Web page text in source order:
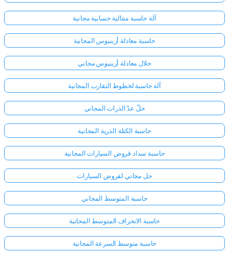
آلة حاسبة متتالية حسابية مجانية
حاسبة معادلة أرينيوس المجانية
حلال معادلة أرينيوس مجاني
آلة حاسبة لخطوط التقارب المجانية
حلّ عدّ الذرات المجاني
حاسبة الكتلة الذرية المجانية
حاسبة سداد قروض السيارات المجانية
حل مجاني لقروض السيارات
حاسبة المتوسط المجاني
حاسبة الانحراف المتوسط المجانية
حاسبة متوسط السرعة المجانية